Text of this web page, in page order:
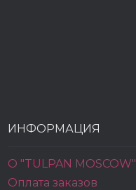
ИНФОРМАЦИЯ
О "TULPAN MOSCOW"
Оплата заказов